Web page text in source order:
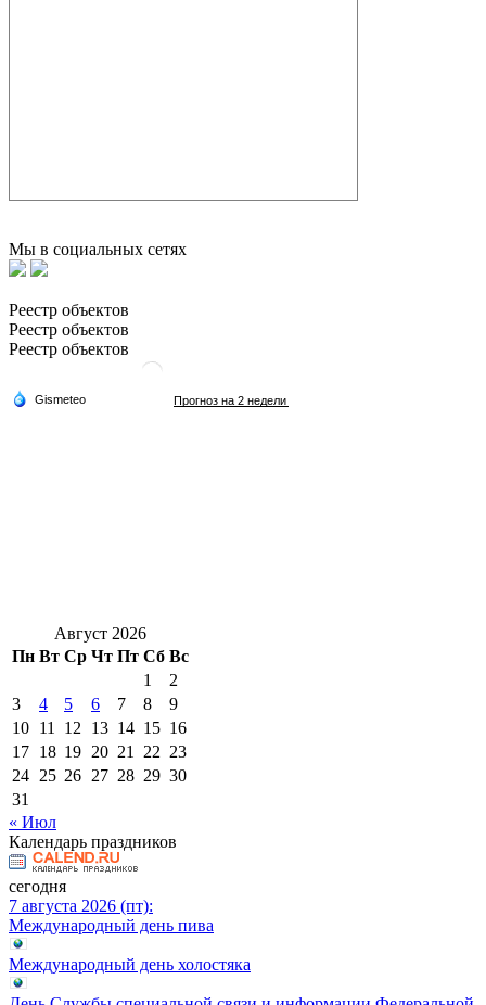
Мы в социальных сетях
Реестр объектов
Реестр объектов
Реестр объектов
Август 2026
Пн Вт Ср Чт Пт Сб Вс
1
2
3
4 5 6 7 8
9
10 11 12 13 14 15 16
17 18 19 20 21 22 23
24 25 26 27 28 29 30
31
« Июл
Календарь праздников
сегодня
7 августа 2026 (пт):
Международный день пива
Международный день холостяка